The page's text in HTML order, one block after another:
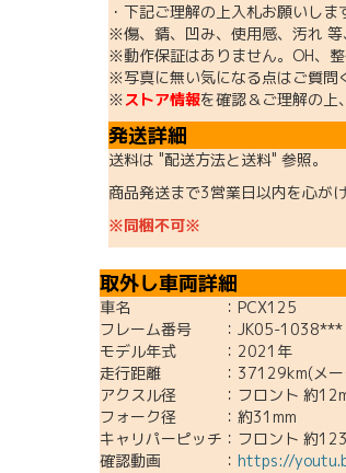
・下記ご理解の上入札お願いしま
※傷、錆、凹み、使用感、汚れ 等
※動作保証はありません。OH、
※写真に無い気になる点はご質問
※ストア情報を確認＆ご理解の上
発送詳細
送料は "配送方法と送料" 参照。
商品発送まで3営業日以内を心が
※同梱不可※
取外し車両詳細
車名 ：PCX125
フレーム番号 ：JK05-1038***
モデル年式 ：2021年
走行距離 ：37129km(メー
アクスル径 ：フロント 約
フォーク径 ：約31mm
キャリパーピッチ：フロント 約
確認動画 ： https://